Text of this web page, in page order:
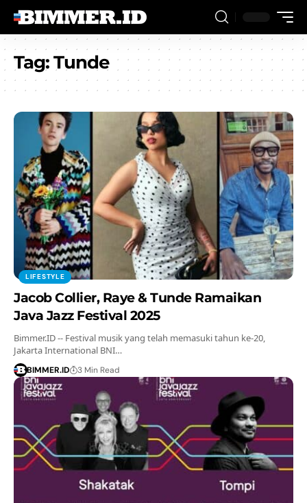
Tag:Tunde
LIFESTYLE
Jacob Collier, Raye & Tunde Ramaikan
Java Jazz Festival 2025
Bimmer.ID -- Festival musik yang telah memasuki tahun ke-20,
Jakarta International BNI…
BIMMER.ID 3 Min Read